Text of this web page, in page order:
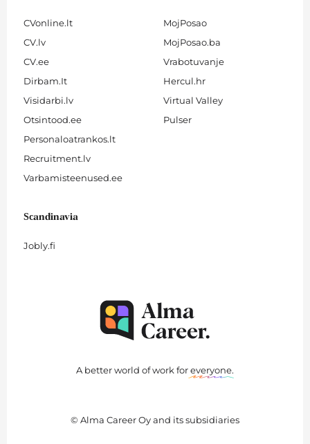
CVonline.lt
CV.lv
CV.ee
Dirbam.It
Visidarbi.lv
Otsintood.ee
Personaloatrankos.lt
Recruitment.lv
Varbamisteenused.ee
MojPosao
MojPosao.ba
Vrabotuvanje
Hercul.hr
Virtual Valley
Pulser
Scandinavia
Jobly.fi
A better world of work foreveryone.
© Alma Career Oy and its subsidiaries